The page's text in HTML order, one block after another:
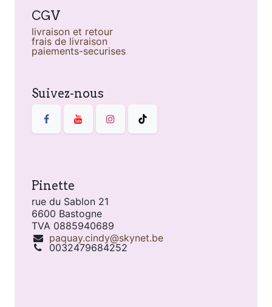
CGV
livraison et retour
frais de livraison
paiements-securises
Suivez-nous
Pinette
rue du Sablon 21
6600 Bastogne
TVA 0885940689
paquay.cindy@skynet.be
0032479684252